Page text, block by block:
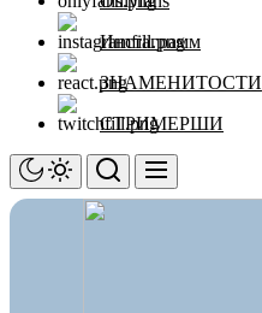
Инстаграмм
ЗНАМЕНИТОСТИ
СТРИМЕРШИ